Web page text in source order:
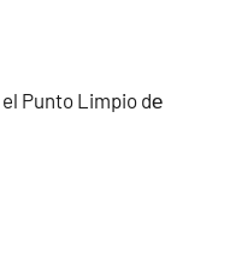
Punto Limpio dе